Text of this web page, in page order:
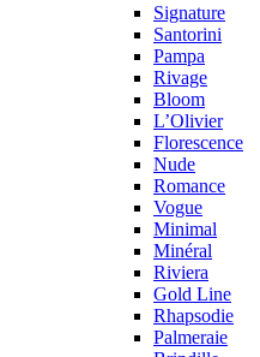
Signature
Santorini
Pampa
Rivage
Bloom
L’Olivier
Florescence
Nude
Romance
Vogue
Minimal
Minéral
Riviera
Gold Line
Rhapsodie
Palmeraie